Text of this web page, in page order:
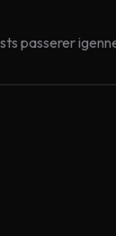
passerer